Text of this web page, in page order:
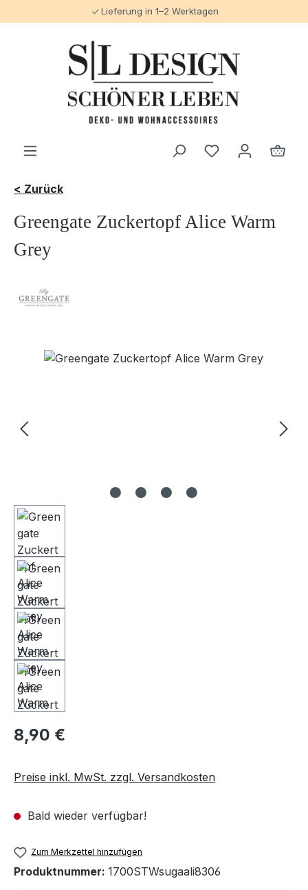
Lieferung in 1–2 Werktagen
< Zurück
Greengate Zuckertopf Alice Warm
Grey
Bildergalerie überspringen
8,90 €
Preise inkl. MwSt. zzgl. Versandkosten
Bald wieder verfügbar!
Zum Merkzettel hinzufügen
Produktnummer: 1700STWsugaali8306